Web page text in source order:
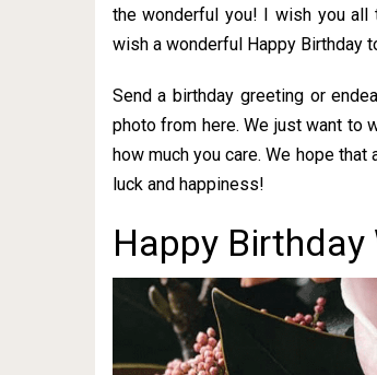
the wonderful you! I wish you all
wish a wonderful Happy Birthday
Send a birthday greeting or
photo from here. We just want to
how much you care. We hope
luck and happiness!
Happy Birthday